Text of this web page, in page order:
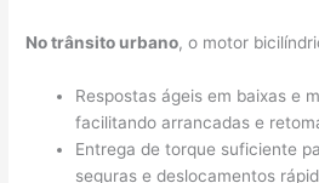
No trânsito urbano, o motor
Respostas ágeis em baixas e
facilitando arrancadas e
Entrega de torque suficiente
seguras e deslocamentos